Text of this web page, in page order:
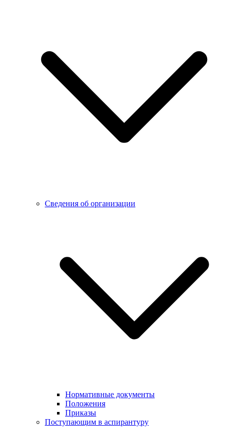
Сведения об организации
Нормативные документы
Положения
Приказы
Поступающим в аспирантуру